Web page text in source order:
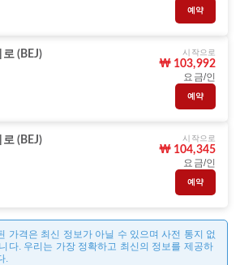
예약
로 (BEJ)
시작으로
₩ 103,992
요금/인
예약
로 (BEJ)
시작으로
₩ 104,345
요금/인
예약
가격은 최신 정보가 아닐 수 있으며 사전 통지 없
다. 우리는 가장 정확하고 최신의 정보를 제공하
.